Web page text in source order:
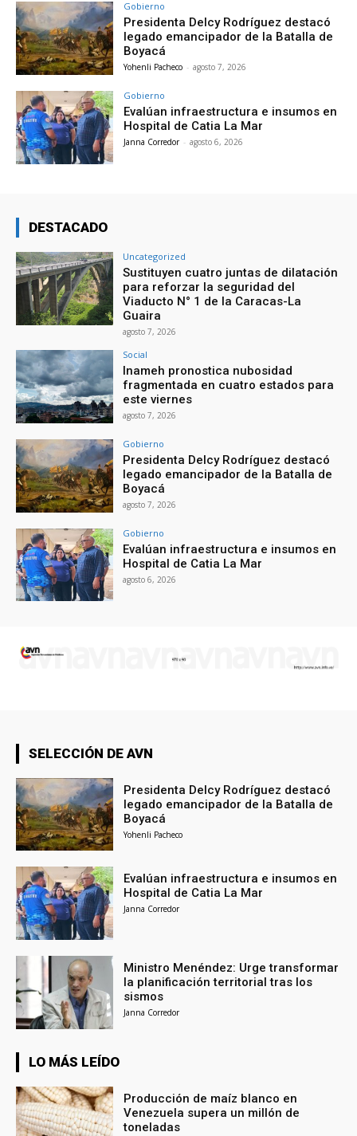
Gobierno
Presidenta Delcy Rodríguez destacó
legado emancipador de la Batalla de
Boyacá
Yohenli Pacheco - agosto 7, 2026
Gobierno
Evalúan infraestructura e insumos en
Hospital de Catia La Mar
Janna Corredor - agosto 6, 2026
DESTACADO
Uncategorized
Sustituyen cuatro juntas de dilatación
para reforzar la seguridad del
Viaducto N° 1 de la Caracas-La
Guaira
agosto 7, 2026
Social
Inameh pronostica nubosidad
fragmentada en cuatro estados para
este viernes
agosto 7, 2026
Gobierno
Presidenta Delcy Rodríguez destacó
legado emancipador de la Batalla de
Boyacá
agosto 7, 2026
Gobierno
Evalúan infraestructura e insumos en
Hospital de Catia La Mar
agosto 6, 2026
SELECCIÓN DE AVN
Presidenta Delcy Rodríguez destacó
legado emancipador de la Batalla de
Boyacá
Yohenli Pacheco
Evalúan infraestructura e insumos en
Hospital de Catia La Mar
Janna Corredor
Ministro Menéndez: Urge transformar
la planificación territorial tras los
sismos
Janna Corredor
LO MÁS LEÍDO
Producción de maíz blanco en
Venezuela supera un millón de
toneladas